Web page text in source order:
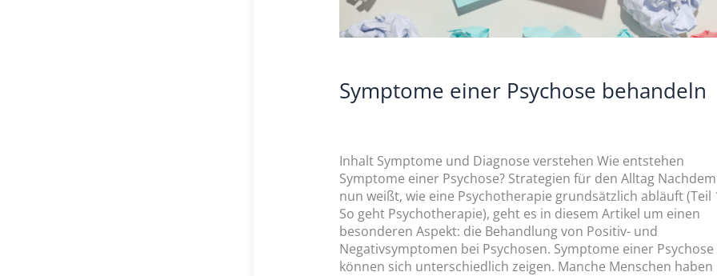
Symptome einer Psychose behandeln
Inhalt Symptome und Diagnose verstehen Wie entstehen
Symptome einer Psychose? Strategien für den Alltag
nun weißt, wie eine Psychotherapie grundsätzlich abläuft (Teil
So geht Psychotherapie), geht es in diesem Artikel um einen
besonderen Aspekt: die Behandlung von Positiv- und
Negativsymptomen bei Psychosen. Symptome einer Psychose
können sich unterschiedlich zeigen. Manche Menschen